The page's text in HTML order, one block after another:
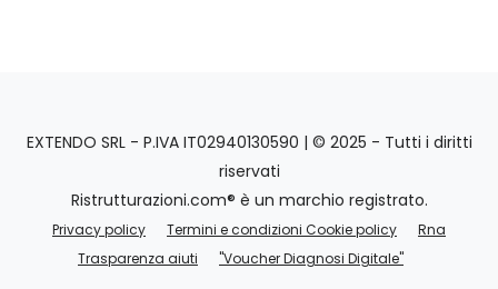
EXTENDO SRL - P.IVA IT02940130590 | © 2025 - Tutti i diritti
riservati
Ristrutturazioni.com® è un marchio registrato.
Privacy policy Termini e condizioni Cookie policy
Rna
Trasparenza aiuti
"Voucher Diagnosi Digitale"